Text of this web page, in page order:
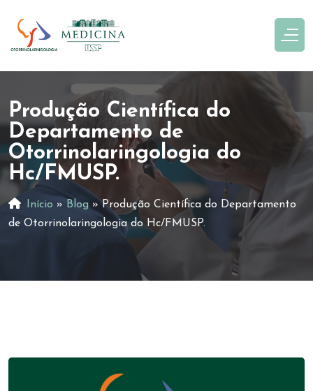
Produção Científica do
Departamento de
Otorrinolaringologia do
Hc/FMUSP.
Início » Blog »Produção Científica do Departamento
de Otorrinolaringologia do Hc/FMUSP.